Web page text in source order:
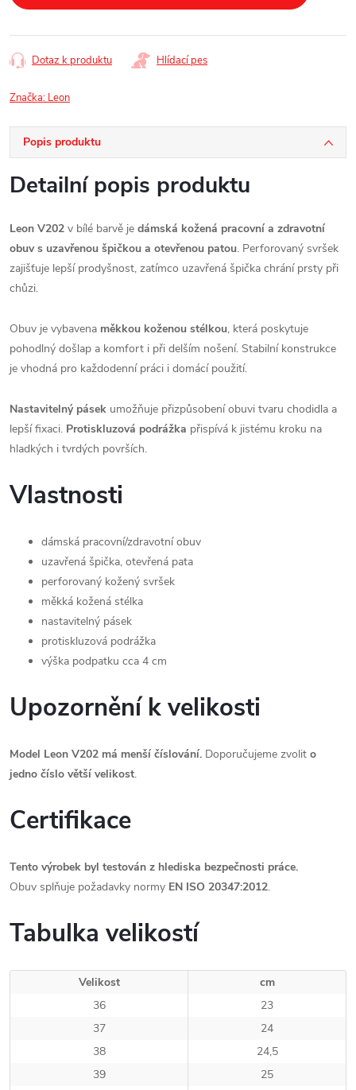
Dotaz k produktu Hlídací pes
Značka: Leon
Popis produktu
Detailní popis produktu
Leon V202 v bílé barvě je dámská kožená pracovní a zdravotní
obuv s uzavřenou špičkou a otevřenou patou. Perforovaný svršek
zajišťuje lepší prodyšnost, zatímco uzavřená špička chrání prsty při
chůzi.
Obuv je vybavena měkkou koženou stélkou, která poskytuje
pohodlný došlap a komfort i při delším nošení. Stabilní konstrukce
je vhodná pro každodenní práci i domácí použití.
Nastavitelný pásek umožňuje přizpůsobení obuvi tvaru chodidla a
lepší fixaci. Protiskluzová podrážka přispívá k jistému kroku na
hladkých i tvrdých površích.
Vlastnosti
dámská pracovní/zdravotní obuv
uzavřená špička, otevřená pata
perforovaný kožený svršek
měkká kožená stélka
nastavitelný pásek
protiskluzová podrážka
výška podpatku cca 4 cm
Upozornění k velikosti
Model Leon V202 má menší číslování. Doporučujeme zvolit o
jedno číslo větší velikost.
Certifikace
Tento výrobek byl testován z hlediska bezpečnosti práce.
Obuv splňuje požadavky normy EN ISO 20347:2012.
Tabulka velikostí
Velikost
cm
36
23
37
24
38
24,5
39
25